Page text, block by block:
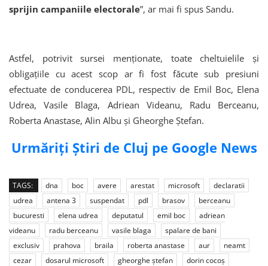
sprijin campaniile electorale”, ar mai fi spus Sandu.
Astfel, potrivit sursei menţionate, toate cheltuielile şi
obligaţiile cu acest scop ar fi fost făcute sub presiuni
efectuate de conducerea PDL, respectiv de Emil Boc, Elena
Udrea, Vasile Blaga, Adriean Videanu, Radu Berceanu,
Roberta Anastase, Alin Albu şi Gheorghe Ştefan.
Urmăriți Știri de Cluj pe Google News
TAGS: dna boc avere arestat microsoft
declaratii
udrea
antena 3 suspendat pdl brasov
berceanu
bucuresti
elena udrea deputatul emil boc
adriean
videanu
radu berceanu vasile blaga
spalare de bani
exclusiv
prahova braila roberta anastase aur
neamt
cezar
dosarul microsoft gheorghe ştefan
dorin cocoș